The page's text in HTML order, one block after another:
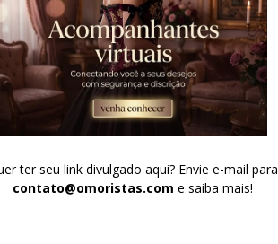
ter seu link divulgado aqui? Envie e-mail para
contato@omoristas.com e saiba mais!